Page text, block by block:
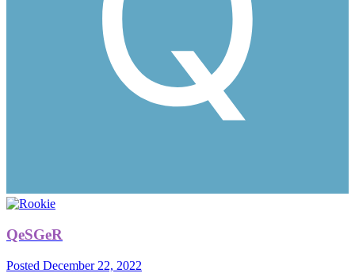
QeSGeR
Posted December 22, 2022